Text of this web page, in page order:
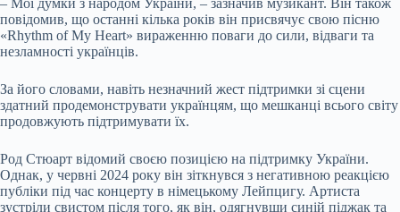
повідомив, що останні кілька років він присвячує свою пісню
«Rhythm of My Heart» вираженню поваги до сили, відваги та
незламності українців.
За його словами, навіть незначний жест підтримки зі сцени
здатний продемонструвати українцям, що мешканці всього світу
продовжують підтримувати їх.
Род Стюарт відомий своєю позицією на підтримку України.
Однак, у червні 2024 року він зіткнувся з негативною реакцією
публіки під час концерту в німецькому Лейпцигу. Артиста
зустріли свистом після того, як він, одягнувши синій піджак та